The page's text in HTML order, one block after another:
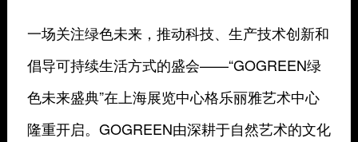
一场关注绿色未来，推动科技、生产技术创新和
倡导可持续生活方式的盛会——“GOGREEN绿
色未来盛典”在上海展览中心格乐丽雅艺术中心
隆重开启。GOGREEN由深耕于自然艺术的文化